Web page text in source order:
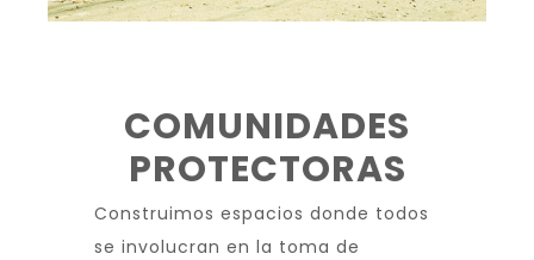
COMUNIDADES
PROTECTORAS
Construimos espacios donde todos
se involucran en la toma de